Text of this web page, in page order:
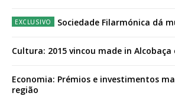
Sociedade Filarmónica dá
Cultura: 2015 vincou made in Alcobaça
Economia: Prémios e investimentos
região